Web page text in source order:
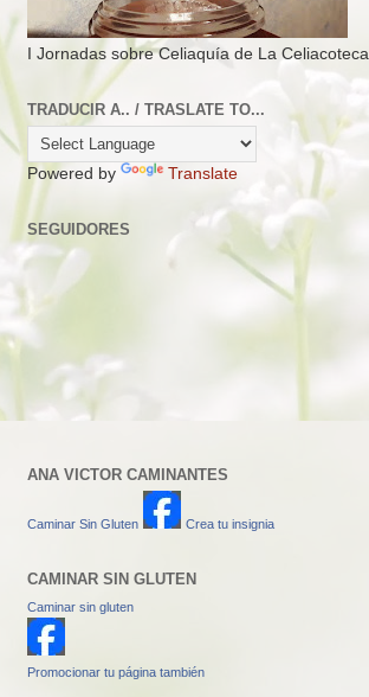
I Jornadas sobre Celiaquía de La Celiacoteca
TRADUCIR A.. / TRASLATE TO...
Powered by Translate
SEGUIDORES
ANA VICTOR CAMINANTES
Caminar Sin Gluten Crea tu insignia
CAMINAR SIN GLUTEN
Caminar sin gluten
Promocionar tu página también